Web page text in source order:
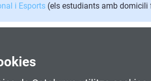
i Esports (els estudiants amb